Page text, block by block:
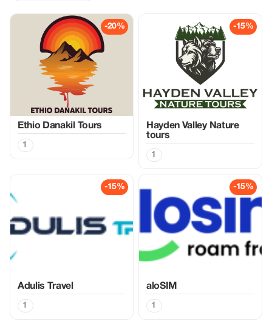
-20%
Ethio Danakil Tours
1
-15%
Hayden Valley Nature
tours
1
-15%
Adulis Travel
1
-15%
aloSIM
1